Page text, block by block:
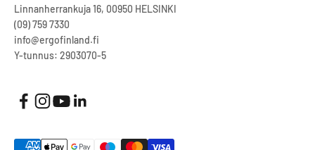
Linnanherrankuja 16, 00950 HELSINKI
(09) 759 7330
info@ergofinland.fi
Y-tunnus: 2903070-5